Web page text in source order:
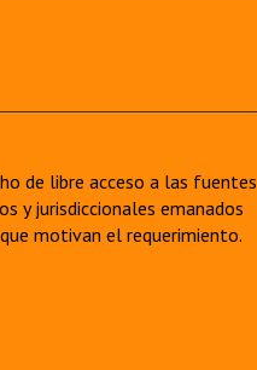
de libre acceso a las fuentes
y jurisdiccionales emanados
motivan el requerimiento.